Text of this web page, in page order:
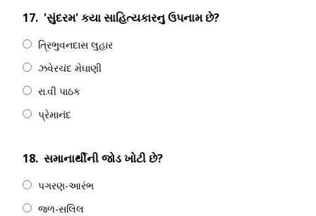
17. 'સુંદરમ' કયા સાહિત્યકારનુ ઉપનામ છે?
ત્રિભુવનદાસ લુહાર
ઝવેરચંદ મેઘાણી
રા.વી પાઠક
પ્રેમાનંદ
18. સમાનાર્થીની જોડ ખોટી છે?
પગરણ-આરંભ
જળ-સલિલ